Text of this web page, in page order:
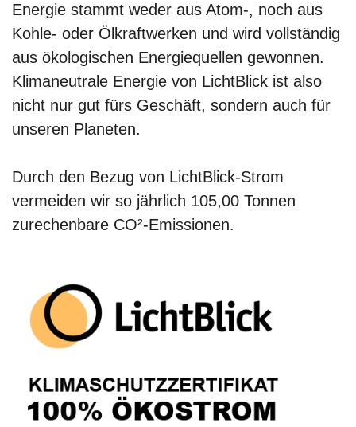
Energie stammt weder aus Atom-, noch aus
Kohle- oder Ölkraftwerken und wird vollständig
aus ökologischen Energiequellen gewonnen.
Klimaneutrale Energie von LichtBlick ist also
nicht nur gut fürs Geschäft, sondern auch für
unseren Planeten.
Durch den Bezug von LichtBlick-Strom
vermeiden wir so jährlich 105,00 Tonnen
zurechenbare CO²-Emissionen.